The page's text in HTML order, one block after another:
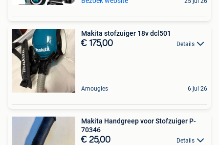
Makita stofzuiger 18v dcl501
€ 175,00 Details
Amougies 6 jul 26
Makita Handgreep voor Stofzuiger P-
70346
€ 25,00 Details